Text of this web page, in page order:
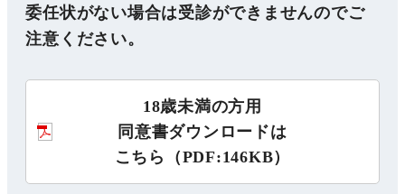
委任状がない場合は受診ができませんのでご
注意ください。
18歳未満の方用
同意書ダウンロードは
こちら（PDF:146KB）